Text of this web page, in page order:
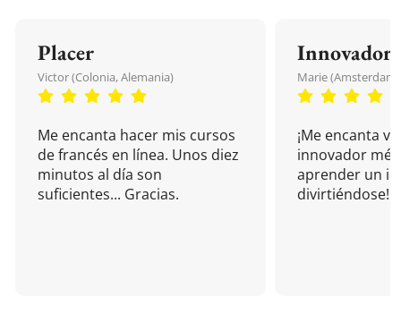
Placer
Victor (Colonia, Alemania)
Me encanta hacer mis cursos
de francés en línea. Unos diez
minutos al día son
suficientes... Gracias.
Innovador
Marie (Amsterdam,
¡Me encanta
innovador
aprender un
divirtiéndose!